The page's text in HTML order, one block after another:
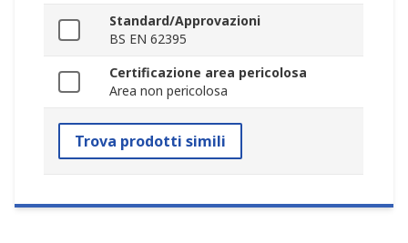
Standard/Approvazioni
BS EN 62395
Certificazione area pericolosa
Area non pericolosa
Trova prodotti simili